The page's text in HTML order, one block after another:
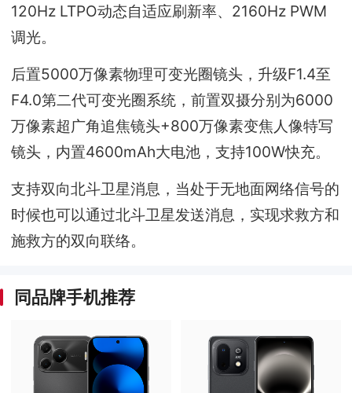
120Hz LTPO动态自适应刷新率、2160Hz PWM
调光。
后置5000万像素物理可变光圈镜头，升级F1.4至
F4.0第二代可变光圈系统，前置双摄分别为6000
万像素超广角追焦镜头+800万像素变焦人像特写
镜头，内置4600mAh大电池，支持100W快充。
支持双向北斗卫星消息，当处于无地面网络信号的
时候也可以通过北斗卫星发送消息，实现求救方和
施救方的双向联络。
同品牌手机推荐